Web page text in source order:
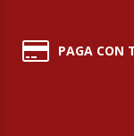
LavafondosPAGA CON